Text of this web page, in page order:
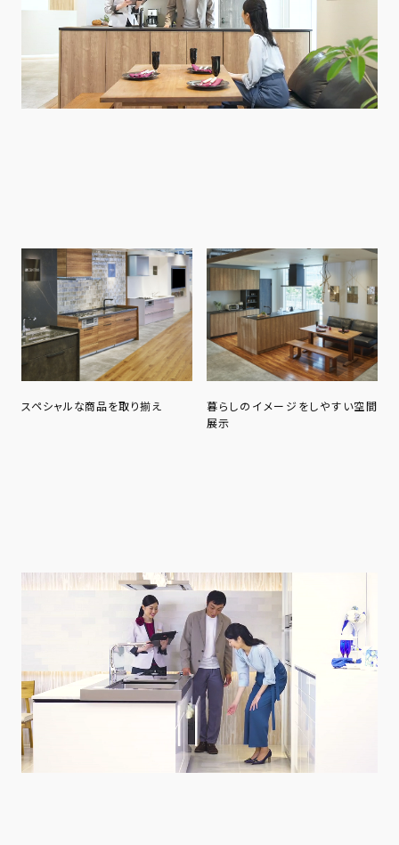
スペシャルな商品を取り揃え
暮らしのイメージをしやすい空間
展示